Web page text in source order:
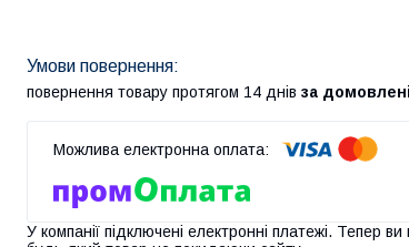
повернення товару протягом 14 днів за
У компанії підключені електронні платежі. Тепер